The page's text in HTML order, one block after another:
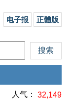
电子报 正體版
人气： 32,149